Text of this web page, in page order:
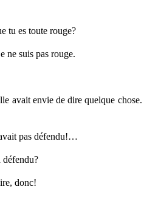
tu es toute rouge?
ne suis pas rouge.
avait envie de dire quelque chose.
pas défendu!…
donc!